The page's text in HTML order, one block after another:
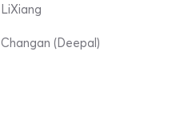
LiXiang
Changan (Deepal)